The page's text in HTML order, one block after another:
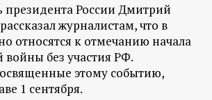
президента России Дмитрий
журналистам, что в
относятся к отмечанию начала
без участия РФ.
этому событию,
1 сентября.